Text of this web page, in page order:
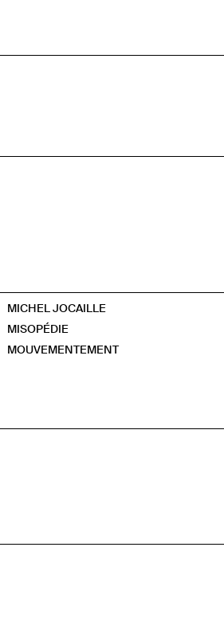
MICHEL JOCAILLE
MISOPÉDIE
MOUVEMENTEMENT